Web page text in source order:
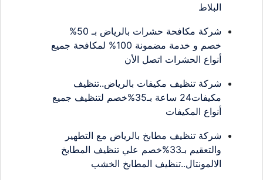
البلاط
شركة مكافحة حشرات بالرياض بـ 50%
خصم و خدمة مضمونة 100% لمكافحة جميع
أنواع الحشرات اتصل الأن
شركة تنظيف مكيفات بالرياض..تنظيف
مكيفات24 ساعة بـ35%خصم لتنظيف جميع
أنواع المكيفات
شركة تنظيف مطابخ بالرياض مع التطهير
والتعقيم بـ33%خصم علي تنظيف المطابخ
الالمونتال..تنظيف المطابخ الخشب